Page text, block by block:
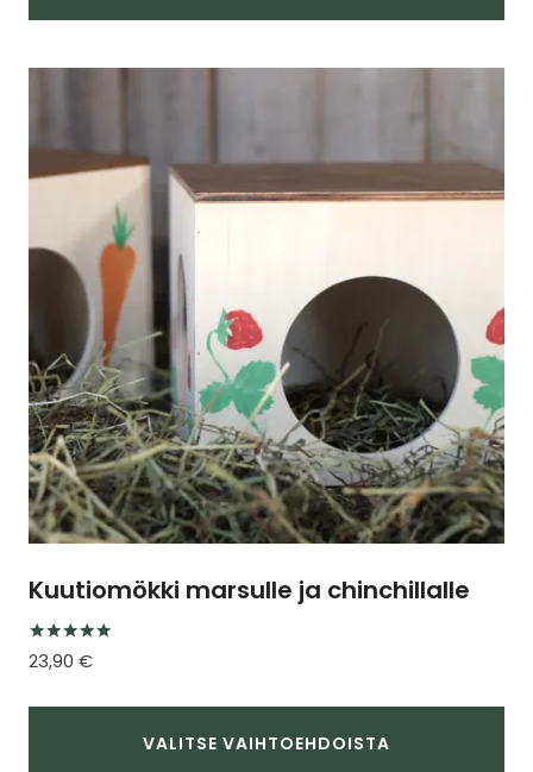
tuotteella
muunnelma.
tehdä
valinnat
tuotteen
Kuutiomökki marsulle ja chinchillalle
Arvostelu
tuotteesta:
/ 5
23,90 €
VALITSE VAIHTOEHDOISTA